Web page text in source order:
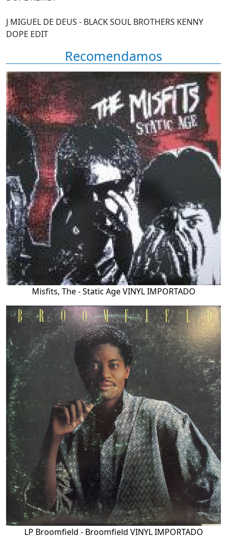
J MIGUEL DE DEUS - BLACK SOUL BROTHERS KENNY
DOPE EDIT
Recomendamos
Misfits, The - Static Age VINYL IMPORTADO
LP Broomfield - Broomfield VINYL IMPORTADO